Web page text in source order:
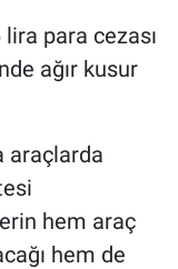
para cezası
ağır kusur
araçlarda
hem araç
hem de